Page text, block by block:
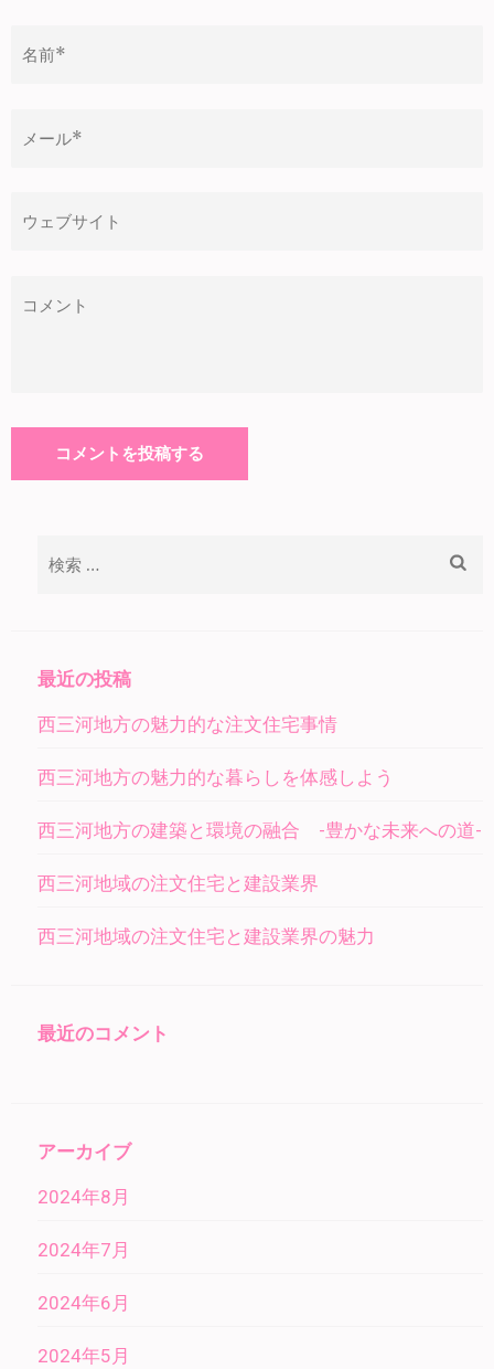
ョ
最近の投稿
西三河地方の魅力的な注文住宅事情
西三河地方の魅力的な暮らしを体感しよう
西三河地方の建築と環境の融合 -豊かな未来への道-
西三河地域の注文住宅と建設業界
西三河地域の注文住宅と建設業界の魅力
最近のコメント
アーカイブ
2024年8月
2024年7月
2024年6月
2024年5月